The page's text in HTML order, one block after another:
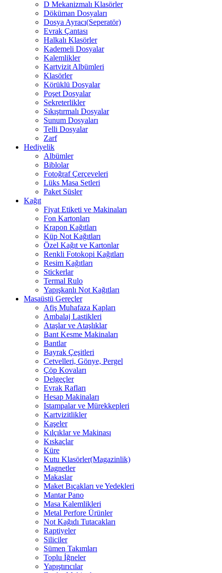
D Mekanizmalı Klasörler
Döküman Dosyaları
Dosya Ayracı(Seperatör)
Evrak Çantası
Halkalı Klasörler
Kademeli Dosyalar
Kalemlikler
Kartvizit Albümleri
Klasörler
Körüklü Dosyalar
Poşet Dosyalar
Sekreterlikler
Sıkıştırmalı Dosyalar
Sunum Dosyaları
Telli Dosyalar
Zarf
Hediyelik
Albümler
Biblolar
Fotoğraf Çerçeveleri
Lüks Masa Setleri
Paket Süsler
Kağıt
Fiyat Etiketi ve Makinaları
Fon Kartonları
Krapon Kağıtları
Küp Not Kağıtları
Özel Kağıt ve Kartonlar
Renkli Fotokopi Kağıtları
Resim Kağıtları
Stickerlar
Termal Rulo
Yapışkanlı Not Kağıtları
Masaüstü Gereçler
Afiş Muhafaza Kapları
Ambalaj Lastikleri
Ataşlar ve Ataşlıklar
Bant Kesme Makinaları
Bantlar
Bayrak Çeşitleri
Cetvelleri, Gönye, Pergel
Çöp Kovaları
Delgeçler
Evrak Rafları
Hesap Makinaları
Istampalar ve Mürekkepleri
Kartvizitlikler
Kaşeler
Kılçıklar ve Makinası
Kıskaçlar
Küre
Kutu Klasörler(Magazinlik)
Magnetler
Makaslar
Maket Bıçakları ve Yedekleri
Mantar Pano
Masa Kalemlikleri
Metal Perfore Ürünler
Not Kağıdı Tutacakları
Raptiyeler
Siliciler
Sümen Takımları
Toplu İğneler
Yapıştırıcılar